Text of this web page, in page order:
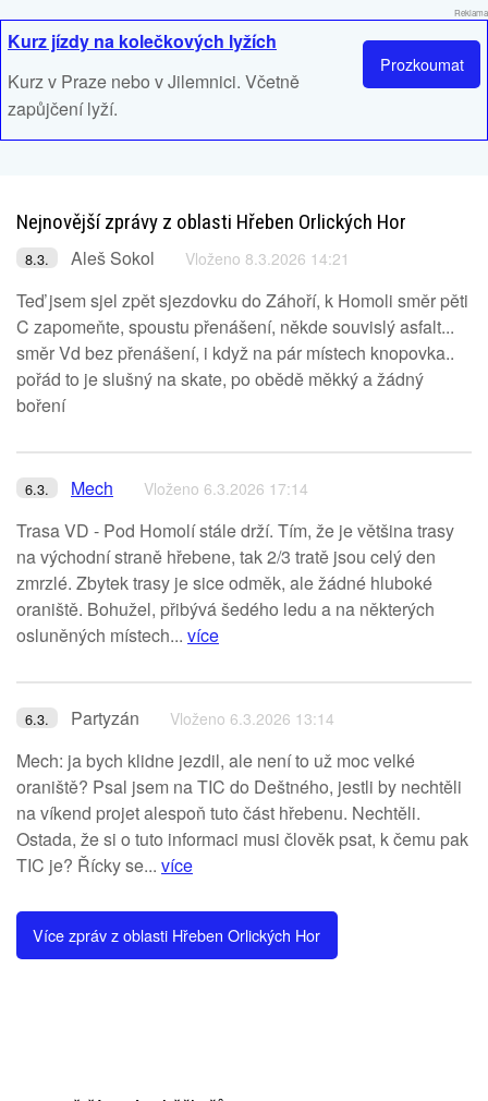
Reklama
Prozkoumat
Kurz jízdy na kolečkových lyžích
Kurz v Praze nebo v Jilemnici. Včetně
zapůjčení lyží.
Nejnovější zprávy z oblasti Hřeben Orlických Hor
8.3. Aleš Sokol Vloženo 8.3.2026 14:21
Teď jsem sjel zpět sjezdovku do Záhoří, k Homoli směr pěti
C zapomeňte, spoustu přenášení, někde souvislý asfalt...
směr Vd bez přenášení, i když na pár místech knopovka..
pořád to je slušný na skate, po obědě měkký a žádný
boření
6.3. Mech Vloženo 6.3.2026 17:14
Trasa VD - Pod Homolí stále drží. Tím, že je většina trasy
na východní straně hřebene, tak 2/3 tratě jsou celý den
zmrzlé. Zbytek trasy je sice odměk, ale žádné hluboké
oraniště. Bohužel, přibývá šedého ledu a na některých
osluněných místech... více
6.3. Partyzán Vloženo 6.3.2026 13:14
Mech: ja bych klidne jezdil, ale není to už moc velké
oraniště? Psal jsem na TIC do Deštného, jestli by nechtěli
na víkend projet alespoň tuto část hřebenu. Nechtěli.
Ostada, že si o tuto informaci musi člověk psat, k čemu pak
TIC je? Řícky se... více
Více zpráv z oblasti Hřeben Orlických Hor